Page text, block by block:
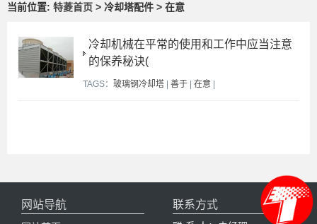
当前位置: 特菱首页 > 冷却塔配件 > 在意
冷却机械在平常的使用和工作中应当注意
的保养秘诀(
TAGS： 玻璃钢冷却塔 | 善于 | 在意 |
网站导航 联系方式